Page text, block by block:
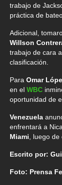
trabajo de
práctica de
Adicional,
Willson
trabajo de cara
clasificación.
Para Omar
en el WBC
oportunidad de
Venezuela
enfrentará a
Miami , luego
Escrito por:
Foto: Prensa